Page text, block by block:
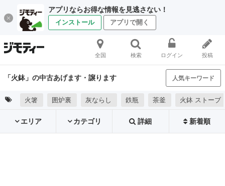
アプリならお得な情報を見逃さない！
インストール アプリで開く
全国 検索 ログイン 投稿
「火鉢」の中古あげます・譲ります 人気キーワード
火箸 囲炉裏 灰ならし 鉄瓶 茶釜 火鉢 ストーブ
エリア カテゴリ 詳細 新着順